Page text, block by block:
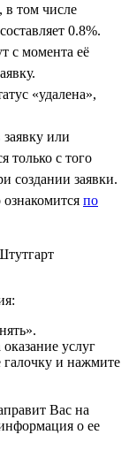
том числе
0.8%.
с момента её
«удалена»,
или
только с того
создании заявки.
по
услуг
галочку и нажмите
Вас на
о ее